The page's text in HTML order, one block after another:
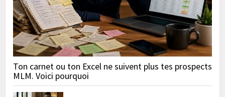
Ton carnet ou ton Excel ne suivent plus tes prospects
MLM. Voici pourquoi